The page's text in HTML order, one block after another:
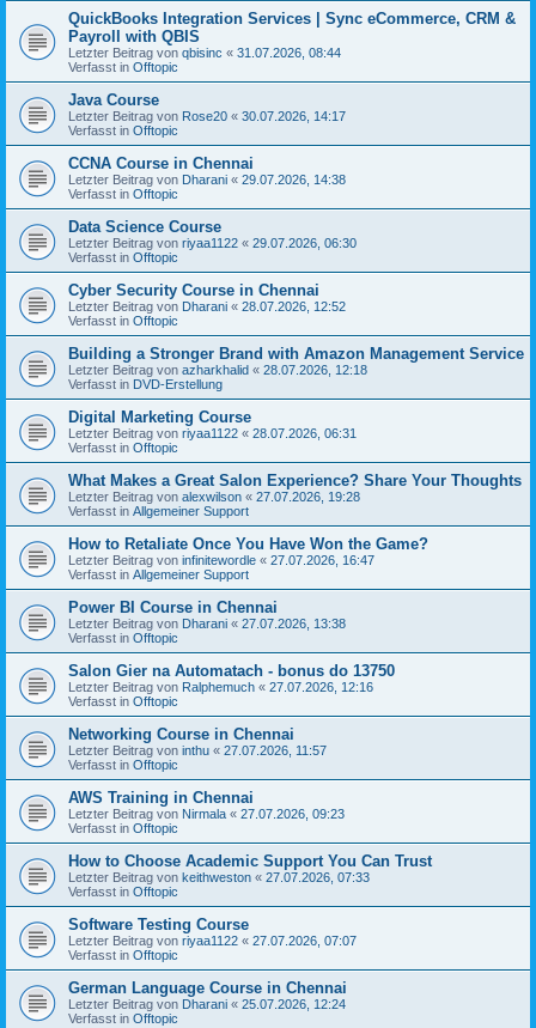
QuickBooks Integration Services | Sync eCommerce, CRM &
Payroll with QBIS
Letzter Beitrag von qbisinc « 31.07.2026, 08:44
Verfasst in Offtopic
Java Course
Letzter Beitrag von Rose20 « 30.07.2026, 14:17
Verfasst in Offtopic
CCNA Course in Chennai
Letzter Beitrag von Dharani « 29.07.2026, 14:38
Verfasst in Offtopic
Data Science Course
Letzter Beitrag von riyaa1122 « 29.07.2026, 06:30
Verfasst in Offtopic
Cyber Security Course in Chennai
Letzter Beitrag von Dharani « 28.07.2026, 12:52
Verfasst in Offtopic
Building a Stronger Brand with Amazon Management Service
Letzter Beitrag von azharkhalid « 28.07.2026, 12:18
Verfasst in DVD-Erstellung
Digital Marketing Course
Letzter Beitrag von riyaa1122 « 28.07.2026, 06:31
Verfasst in Offtopic
What Makes a Great Salon Experience? Share Your Thoughts
Letzter Beitrag von alexwilson « 27.07.2026, 19:28
Verfasst in Allgemeiner Support
How to Retaliate Once You Have Won the Game?
Letzter Beitrag von infinitewordle « 27.07.2026, 16:47
Verfasst in Allgemeiner Support
Power BI Course in Chennai
Letzter Beitrag von Dharani « 27.07.2026, 13:38
Verfasst in Offtopic
Salon Gier na Automatach - bonus do 13750
Letzter Beitrag von Ralphemuch « 27.07.2026, 12:16
Verfasst in Offtopic
Networking Course in Chennai
Letzter Beitrag von inthu « 27.07.2026, 11:57
Verfasst in Offtopic
AWS Training in Chennai
Letzter Beitrag von Nirmala « 27.07.2026, 09:23
Verfasst in Offtopic
How to Choose Academic Support You Can Trust
Letzter Beitrag von keithweston « 27.07.2026, 07:33
Verfasst in Offtopic
Software Testing Course
Letzter Beitrag von riyaa1122 « 27.07.2026, 07:07
Verfasst in Offtopic
German Language Course in Chennai
Letzter Beitrag von Dharani « 25.07.2026, 12:24
Verfasst in Offtopic